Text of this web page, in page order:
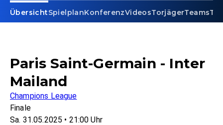
ÜbersichtSpielplanKonferenzVideosTorjägerTeams
Paris Saint-Germain - Inter
Mailand
Champions League
Finale
Sa. 31.05.2025 • 21:00 Uhr